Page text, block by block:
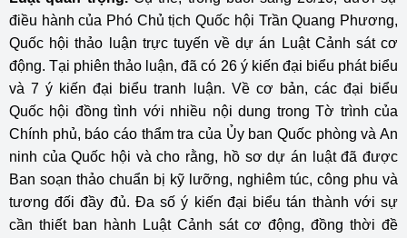
điều hành của Phó Chủ tịch Quốc hội Trần Quang Phương,
Quốc hội thảo luận trực tuyến về dự án Luật Cảnh sát cơ
động. Tại phiên thảo luận, đã có 26 ý kiến đại biểu phát biểu
và 7 ý kiến đại biểu tranh luận. Về cơ bản, các đại biểu
Quốc hội đồng tình với nhiều nội dung trong Tờ trình của
Chính phủ, báo cáo thẩm tra của Ủy ban Quốc phòng và An
ninh của Quốc hội và cho rằng, hồ sơ dự án luật đã được
Ban soạn thảo chuẩn bị kỹ lưỡng, nghiêm túc, công phu và
tương đối đầy đủ. Đa số ý kiến đại biểu tán thành với sự
cần thiết ban hành Luật Cảnh sát cơ động, đồng thời đề